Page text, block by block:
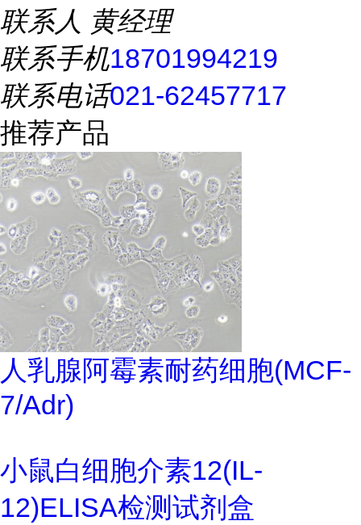
联系人 黄经理
联系手机18701994219
联系电话021-62457717
推荐产品
人乳腺阿霉素耐药细胞(MCF-
7/Adr)
小鼠白细胞介素12(IL-
12)ELISA检测试剂盒